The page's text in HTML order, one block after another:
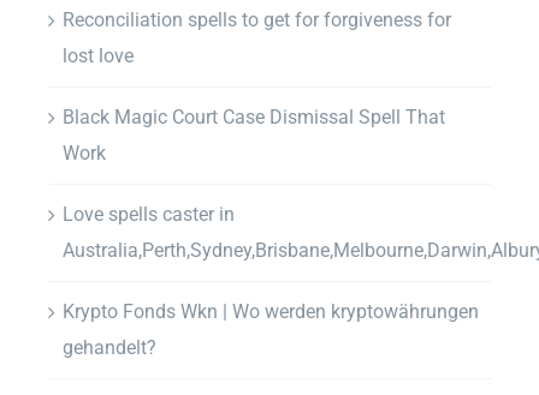
Reconciliation spells to get for forgiveness for
lost love
Black Magic Court Case Dismissal Spell That
Work
Love spells caster in
Krypto Fonds Wkn | Wo werden kryptowährungen
gehandelt?